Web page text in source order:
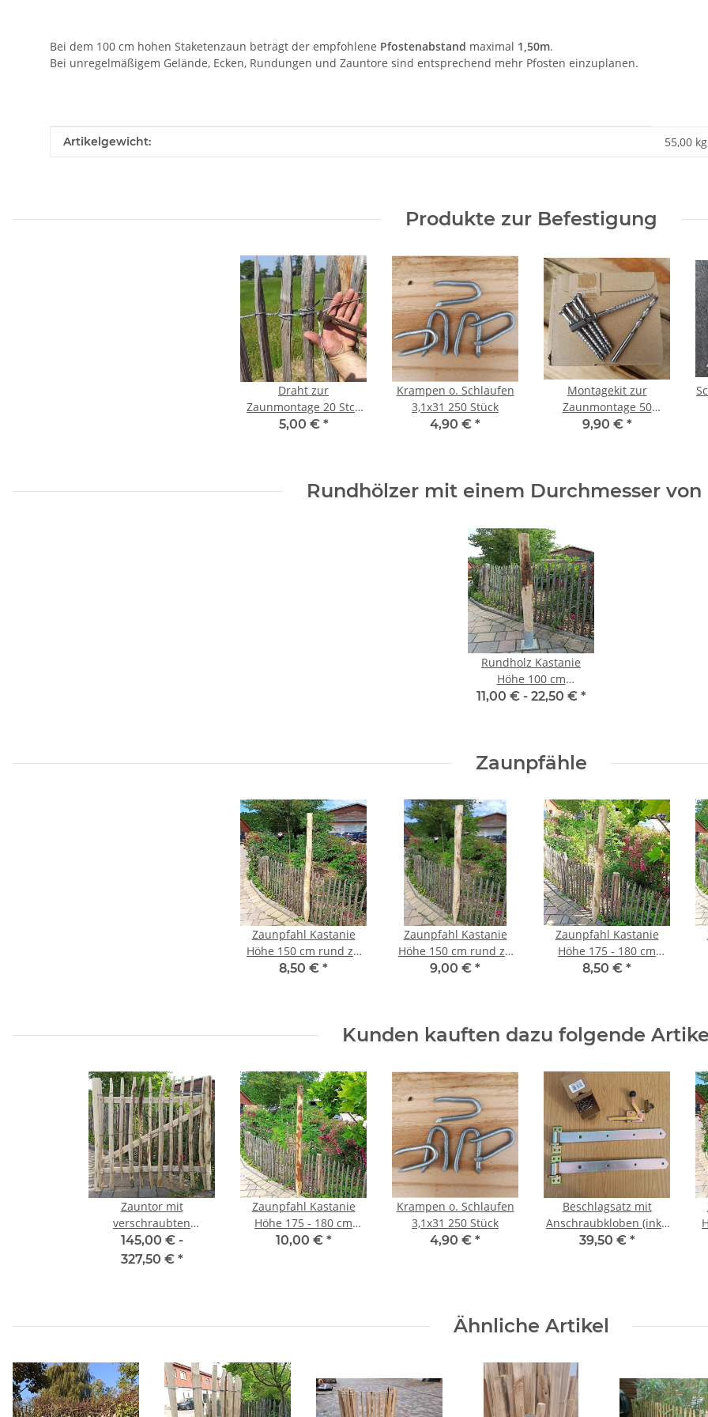
Bei dem 100 cm hohen Staketenzaun beträgt der empfohlene Pfostenabstand maximal 1,50m.
Bei unregelmäßigem Gelände, Ecken, Rundungen und Zauntore sind entsprechend mehr Pfosten einzuplanen.
Produkteigenschaft
Wert
Artikelgewicht: 55,00 kg
Produkte zur Befestigung
Draht zur
Zaunmontage 20 Stck
zu je 50cm
5,00 € *
Krampen o. Schlaufen
3,1x31 250 Stück
4,90 € *
Montagekit zur
Zaunmontage 50
Schrauben, Bit, Bohrer.
9,90 € *
Rundhölzer mit einem Durchmesser von
Rundholz Kastanie
Höhe 100 cm
Durchmesser ca 8cm
11,00 € - 22,50 € *
Zaunpfähle
Zaunpfahl Kastanie
Höhe 150 cm rund zu
Zaun Höhe 100 cm
8,50 € *
Zaunpfahl Kastanie
Höhe 150 cm rund zu
Zaun Höhe 100 cm
9,00 € *
Zaunpfahl Kastanie
Höhe 175 - 180 cm
rund zu Zaun Höhe 120
8,50 € *
Kunden kauften dazu folgende
Zauntor mit
verschraubten
Querriegeln. Ohne
Beschläge und Pfosten
145,00 € -
327,50 € *
Zaunpfahl Kastanie
Höhe 175 - 180 cm
rund zu Zaun Höhe 120
10,00 € *
Krampen o. Schlaufen
3,1x31 250 Stück
4,90 € *
Beschlagsatz mit
Anschraubkloben (inkl.
Schraubenkit in
39,50 € *
Ähnliche Artikel